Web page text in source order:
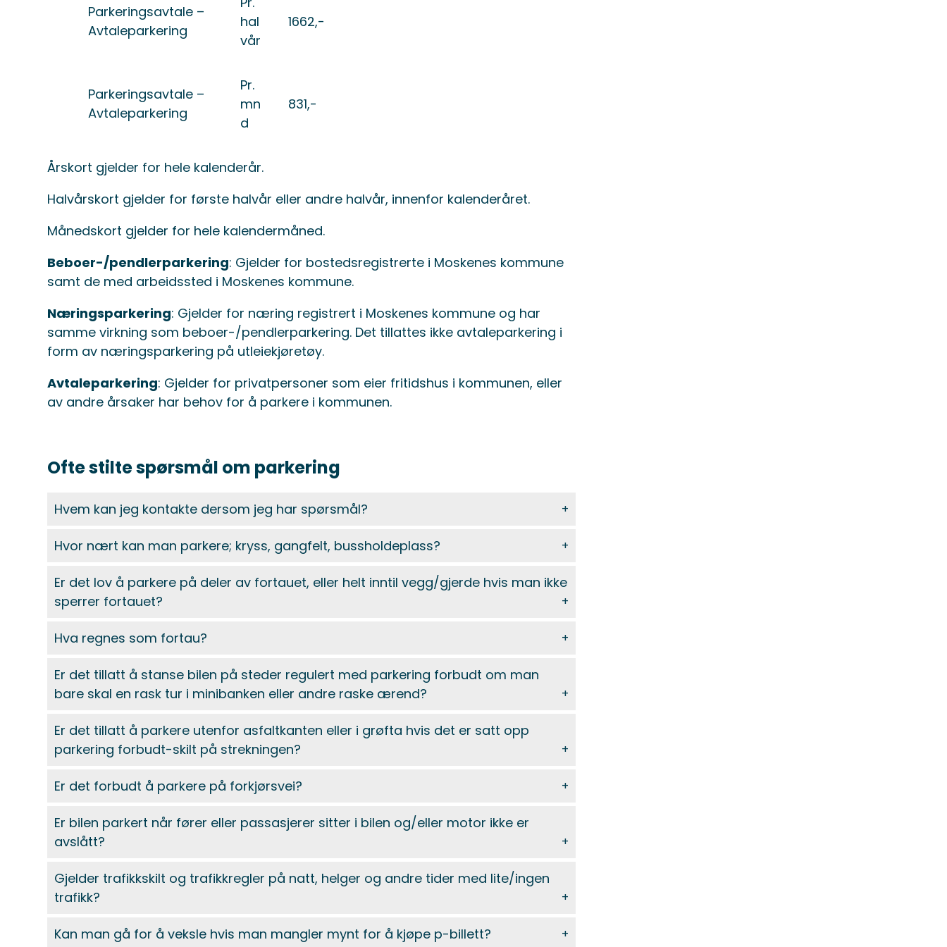
Parkeringsavtale –
Avtaleparkering
hal
vår
1662,-
Parkeringsavtale –
Avtaleparkering
Pr.
mn
d
831,-
Årskort gjelder for hele kalenderår.
Halvårskort gjelder for første halvår eller andre halvår, innenfor kalenderåret.
Månedskort gjelder for hele kalendermåned.
Beboer-/pendlerparkering: Gjelder for bostedsregistrerte i Moskenes kommune
samt de med arbeidssted i Moskenes kommune.
Næringsparkering: Gjelder for næring registrert i Moskenes kommune og har
samme virkning som beboer-/pendlerparkering. Det tillattes ikke avtaleparkering i
form av næringsparkering på utleiekjøretøy.
Avtaleparkering: Gjelder for privatpersoner som eier fritidshus i kommunen, eller
av andre årsaker har behov for å parkere i kommunen.
Ofte stilte spørsmål om parkering
Hvem kan jeg kontakte dersom jeg har spørsmål?
Hvor nært kan man parkere; kryss, gangfelt, bussholdeplass?
Er det lov å parkere på deler av fortauet, eller helt inntil vegg/gjerde hvis man ikke
sperrer fortauet?
Hva regnes som fortau?
Er det tillatt å stanse bilen på steder regulert med parkering forbudt om man
bare skal en rask tur i minibanken eller andre raske ærend?
Er det tillatt å parkere utenfor asfaltkanten eller i grøfta hvis det er satt opp
parkering forbudt-skilt på strekningen?
Er det forbudt å parkere på forkjørsvei?
Er bilen parkert når fører eller passasjerer sitter i bilen og/eller motor ikke er
avslått?
Gjelder trafikkskilt og trafikkregler på natt, helger og andre tider med lite/ingen
trafikk?
Kan man gå for å veksle hvis man mangler mynt for å kjøpe p-billett?